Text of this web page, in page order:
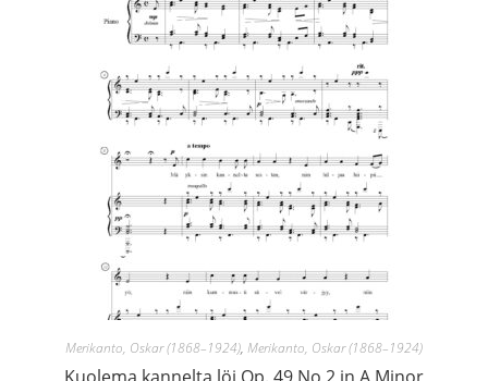
Merikanto, Oskar (1868–1924), Merikanto, Oskar (1868–1924)